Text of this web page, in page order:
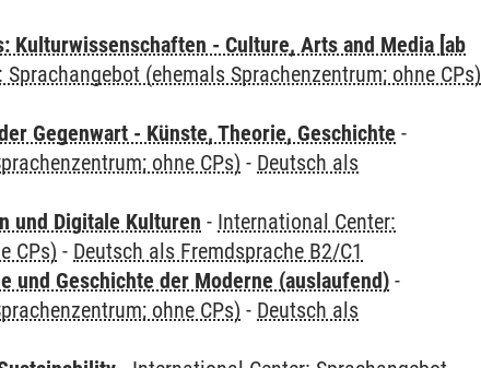
Kulturwissenschaften - Culture, Arts and Media [ab
(ehemals Sprachenzentrum; ohne CPs)
Gegenwart - Künste, Theorie, Geschichte -
ohne CPs) - Deutsch als
und Digitale Kulturen - International Center:
CPs) - Deutsch als Fremdsprache B2/C1
und Geschichte der Moderne (auslaufend) -
ohne CPs) - Deutsch als